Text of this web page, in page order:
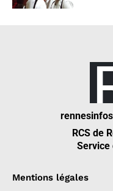
RCS de
Service
Mentions légales